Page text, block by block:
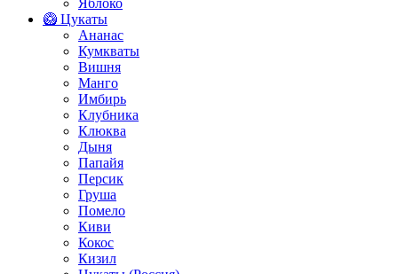
🥝 Цукаты
Ананас
Кумкваты
Вишня
Манго
Имбирь
Клубника
Клюква
Дыня
Папайя
Персик
Груша
Помело
Киви
Кокос
Кизил